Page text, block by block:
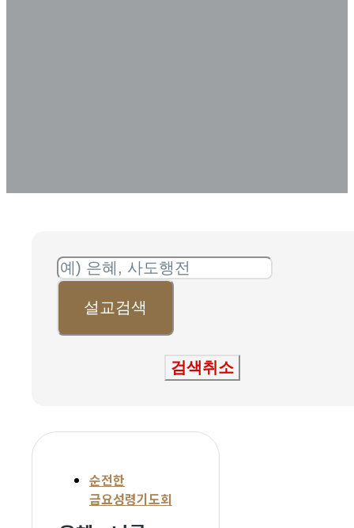
설교검색
검색취소
순전한
금요성령기도회